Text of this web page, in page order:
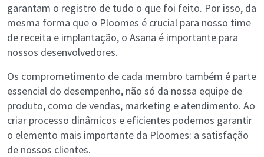
garantam o registro de tudo o que foi feito. Por isso, da
mesma forma que o Ploomes é crucial para nosso time
de receita e implantação, o Asana é importante para
nossos desenvolvedores.
Os comprometimento de cada membro também é parte
essencial do desempenho, não só da nossa equipe de
produto, como de vendas, marketing e atendimento. Ao
criar processo dinâmicos e eficientes podemos garantir
o elemento mais importante da Ploomes: a satisfação
de nossos clientes.